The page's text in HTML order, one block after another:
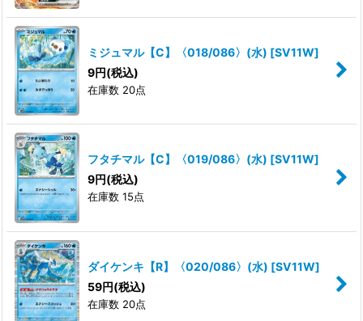
ミジュマル【C】〈018/086〉(水) [SV11W]
9円(税込)
在庫数 20点
フタチマル【C】〈019/086〉(水) [SV11W]
9円(税込)
在庫数 15点
ダイケンキ【R】〈020/086〉(水) [SV11W]
59円(税込)
在庫数 20点